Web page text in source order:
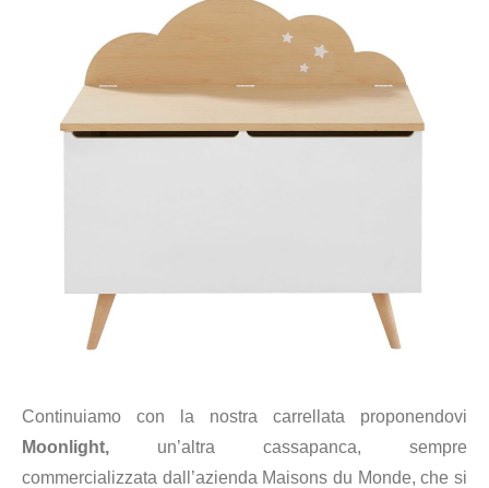
Continuiamo con la nostra carrellata proponendovi
Moonlight, un’altra cassapanca, sempre
commercializzata dall’azienda Maisons du Monde, che si